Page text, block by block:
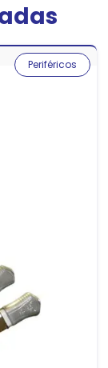
Periféricos